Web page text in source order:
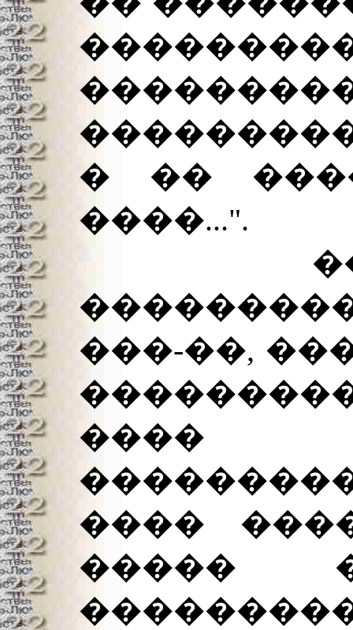
� ��
����...".
���-��,
����
����
�����